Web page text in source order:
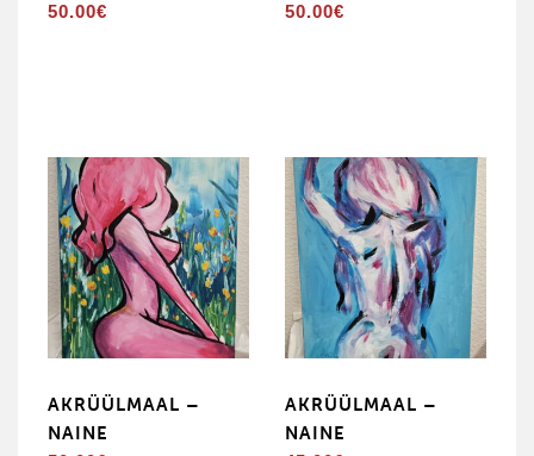
50.00€ 50.00€
AKRÜÜLMAAL –
NAINE
AKRÜÜLMAAL –
NAINE